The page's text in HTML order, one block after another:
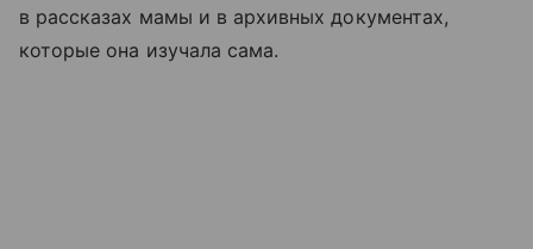
в рассказах мамы и в архивных документах,
которые она изучала сама.